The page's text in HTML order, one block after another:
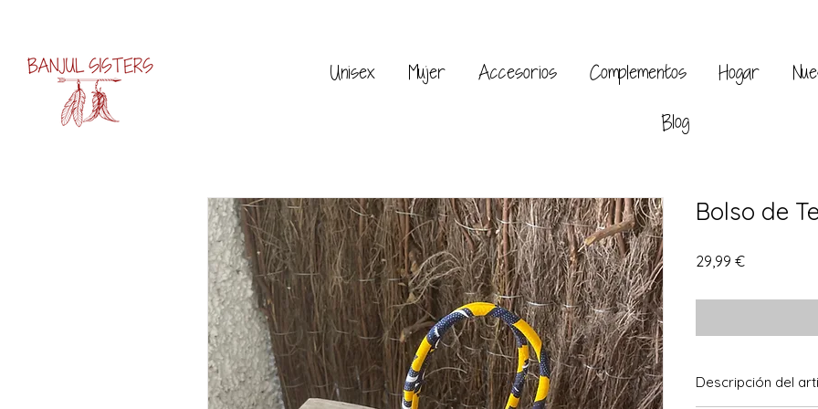
Unisex Mujer Accesorios Complementos Hogar
Blog
Bolso de
29,99 €Precio
Descripción del